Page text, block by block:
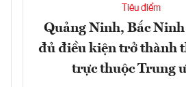
Tiêu điểm
Quảng Ninh, Bắc
đủ điều kiện trở thành
trực thuộc Trung